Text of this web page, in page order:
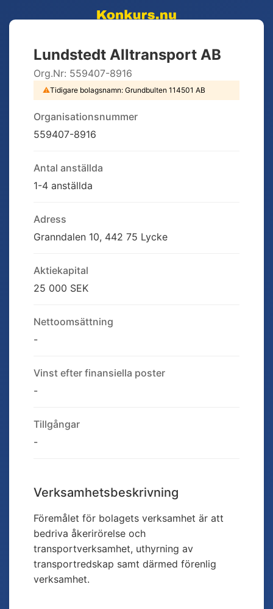
Lundstedt Alltransport AB
Org.Nr: 559407-8916
⚠Tidigare bolagsnamn: Grundbulten 114501 AB
Organisationsnummer
559407-8916
Antal anställda
1-4 anställda
Adress
Granndalen 10, 442 75 Lycke
Aktiekapital
25 000 SEK
Nettoomsättning
-
Vinst efter finansiella poster
-
Tillgångar
-
Verksamhetsbeskrivning
Föremålet för bolagets verksamhet är att
bedriva åkerirörelse och
transportverksamhet, uthyrning av
transportredskap samt därmed förenlig
verksamhet.